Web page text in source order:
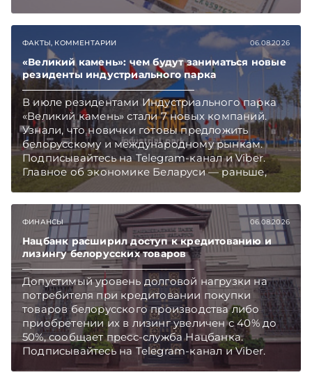
ФАКТЫ, КОММЕНТАРИИ 06.08.2026
«Великий камень»: чем будут заниматься новые
резиденты индустриального парка
В июле резидентами Индустриального парка
«Великий камень» стали 7 новых компаний.
Узнали, что новички готовы предложить
белорусскому и международному рынкам.
Подписывайтесь на Telegram‑канал и Viber.
Главное об экономике Беларуси — раньше,
чем в новостях TelegramViber
ФИНАНСЫ 06.08.2026
Нацбанк расширил доступ к кредитованию и
лизингу белорусских товаров
Допустимый уровень долговой нагрузки на
потребителя при кредитовании покупки
товаров белорусского производства либо
приобретении их в лизинг увеличен с 40% до
50%, сообщает пресс-служба Нацбанка.
Подписывайтесь на Telegram‑канал и Viber.
Главное об экономике Беларуси — раньше,